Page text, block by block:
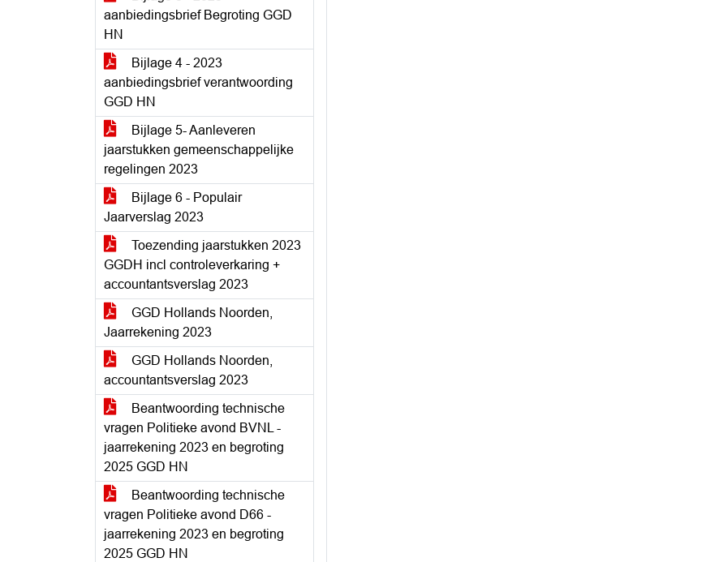
aanbiedingsbrief Begroting GGD
HN
Bijlage 4 - 2023
aanbiedingsbrief verantwoording
GGD HN
Bijlage 5- Aanleveren
jaarstukken gemeenschappelijke
regelingen 2023
Bijlage 6 - Populair
Jaarverslag 2023
Toezending jaarstukken 2023
GGDH incl controleverkaring +
accountantsverslag 2023
GGD Hollands Noorden,
Jaarrekening 2023
GGD Hollands Noorden,
accountantsverslag 2023
Beantwoording technische
vragen Politieke avond BVNL -
jaarrekening 2023 en begroting
2025 GGD HN
Beantwoording technische
vragen Politieke avond D66 -
jaarrekening 2023 en begroting
2025 GGD HN